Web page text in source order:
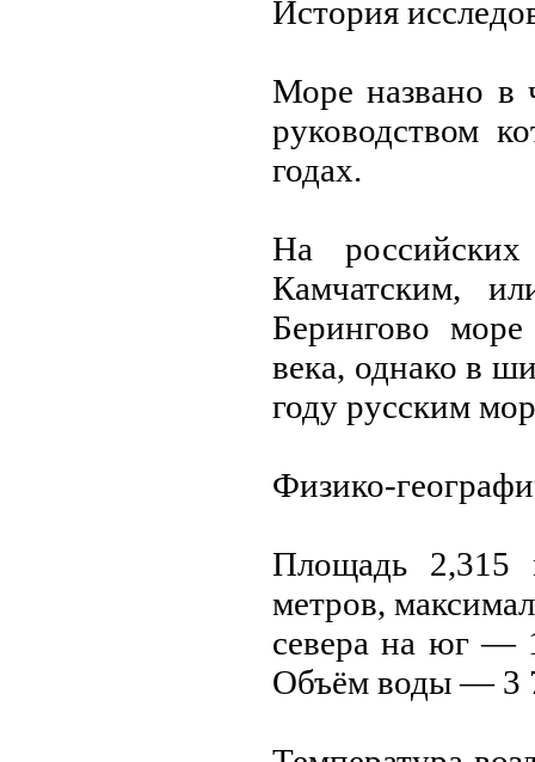
История
Море названо в
руководством
годах.
На
Камчатским,
Берингово
века, однако в
году русским
Физико-
Площадь
метров,
сeвера на юг —
Объём воды — 3